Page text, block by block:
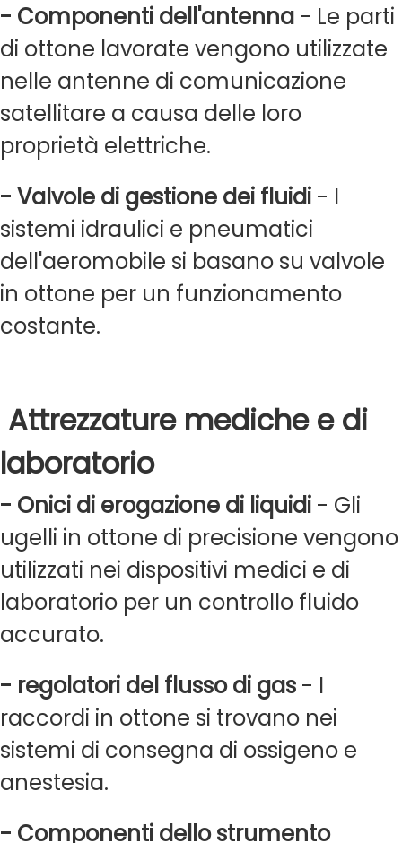
- Componenti dell'antenna - Le parti
di ottone lavorate vengono utilizzate
nelle antenne di comunicazione
satellitare a causa delle loro
proprietà elettriche.
- Valvole di gestione dei fluidi - I
sistemi idraulici e pneumatici
dell'aeromobile si basano su valvole
in ottone per un funzionamento
costante.
Attrezzature mediche e di
laboratorio
- Onici di erogazione di liquidi - Gli
ugelli in ottone di precisione vengono
utilizzati nei dispositivi medici e di
laboratorio per un controllo fluido
accurato.
- regolatori del flusso di gas - I
raccordi in ottone si trovano nei
sistemi di consegna di ossigeno e
anestesia.
- Componenti dello strumento